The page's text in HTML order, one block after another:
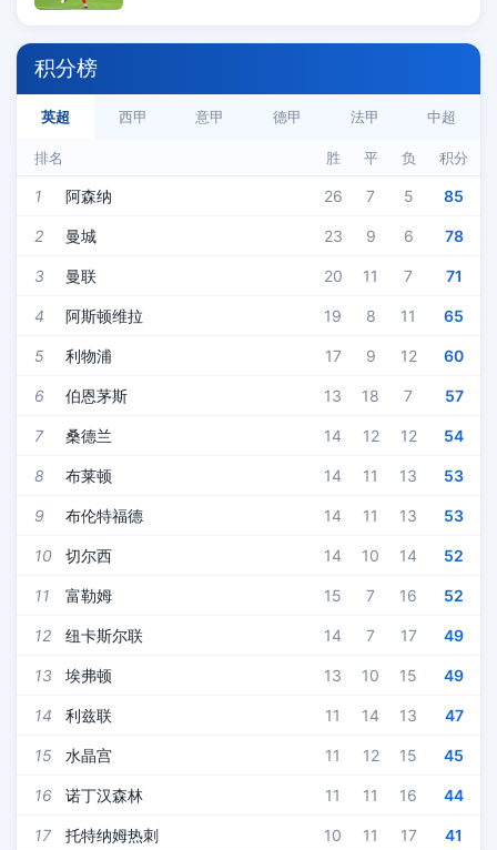
积分榜
英超 西甲 意甲 德甲 法甲 中超
排名 胜 平 负 积分
1 阿森纳 26 7 5 85
2 曼城 23 9 6 78
3 曼联 20 11 7 71
4 阿斯顿维拉 19 8 11 65
5 利物浦 17 9 12 60
6 伯恩茅斯 13 18 7 57
7 桑德兰 14 12 12 54
8 布莱顿 14 11 13 53
9 布伦特福德 14 11 13 53
10 切尔西 14 10 14 52
11 富勒姆 15 7 16 52
12 纽卡斯尔联 14 7 17 49
13 埃弗顿 13 10 15 49
14 利兹联 11 14 13 47
15 水晶宫 11 12 15 45
16 诺丁汉森林 11 11 16 44
17 托特纳姆热刺 10 11 17 41